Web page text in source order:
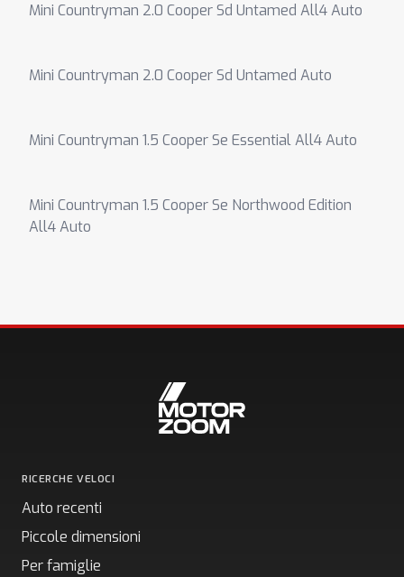
Mini Countryman 2.0 Cooper Sd Untamed All4 Auto
Mini Countryman 2.0 Cooper Sd Untamed Auto
Mini Countryman 1.5 Cooper Se Essential All4 Auto
Mini Countryman 1.5 Cooper Se Northwood Edition
All4 Auto
RICERCHE VELOCI
Auto recenti
Piccole dimensioni
Per famiglie